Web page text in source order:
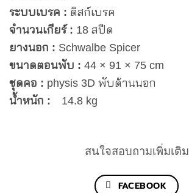
ระบบเบรค : ดิสก์เบรค
จำนวนเกียร์ : 18 สปีด
ยางนอก : Schwalbe Spicer
ขนาดตอนพับ : 44 × 91 × 75 cm
ชุดคอ : physis 3D พับด้านนอก
น้ำหนัก : 14.8 kg
สนใจสอบถามเพิ่มเติม
FACEBOOK